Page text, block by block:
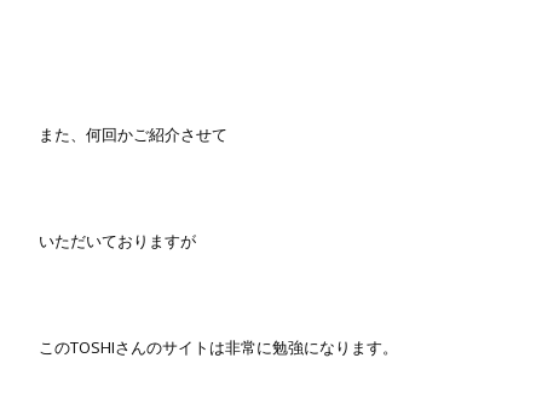
また、何回かご紹介させて
いただいておりますが
このTOSHIさんのサイトは非常に勉強になります。